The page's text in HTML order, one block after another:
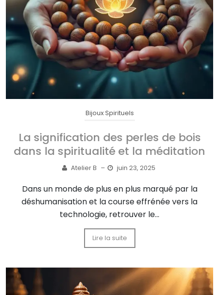
Bijoux Spirituels
La signification des perles de bois
dans la spiritualité et la méditation
Atelier B – juin 23, 2025
Dans un monde de plus en plus marqué par la
déshumanisation et la course effrénée vers la
technologie, retrouver le...
Lire la suite